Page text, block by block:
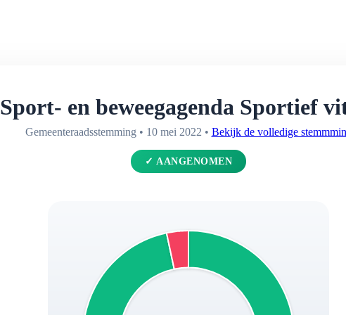
Sport- en beweegagenda Sportief
Gemeenteraadsstemming • 10 mei 2022 • Bekijk de volledige
✓ AANGENOMEN